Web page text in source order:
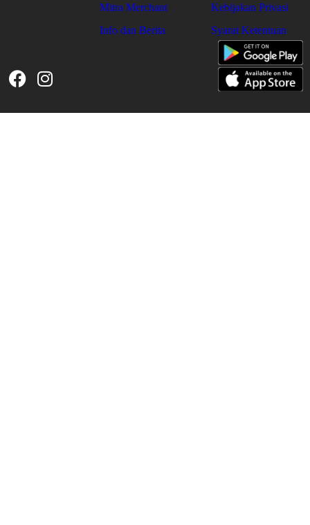
Mitra Merchant
Info dan Berita
Kebijakan Privasi
Syarat Ketentuan